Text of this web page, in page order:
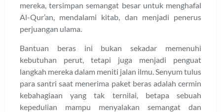
mereka, tersimpan semangat besar untuk menghafal
Al-Qur’an, mendalami kitab, dan menjadi penerus
perjuangan ulama.
Bantuan beras ini bukan sekadar memenuhi
kebutuhan perut, tetapi juga menjadi penguat
langkah mereka dalam meniti jalan ilmu. Senyum tulus
para santri saat menerima paket beras adalah cermin
kebahagiaan yang tak ternilai, betapa sebuah
kepedulian mampu menyalakan semangat dan